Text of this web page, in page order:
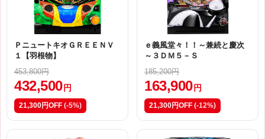
ＰニュートキオＧＲＥＥＮＶ
１【羽根物】
453,800円
432,500 円
21,300円OFF (-5%)
ｅ義風堂々！！～兼続と慶次
～３ＤＭ５－Ｓ
185,200円
163,900 円
21,300円OFF (-12%)